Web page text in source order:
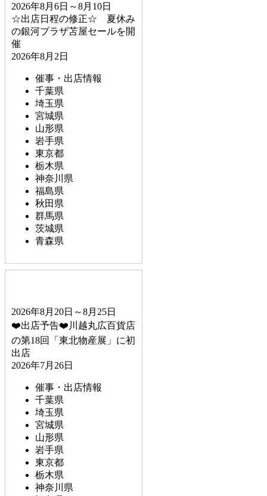
2026年8月6日～8月10日
☆出店日程の修正☆ 夏休み
の銀河プラザ苫屋セールを開
催
2026年8月2日
催事・出店情報
千葉県
埼玉県
宮城県
山形県
岩手県
東京都
栃木県
神奈川県
福島県
秋田県
群馬県
茨城県
青森県
2026年8月20日～8月25日
❤️出店予告❤️川越丸広百貨店
の第18回「東北物産展」に初
出店
2026年7月26日
催事・出店情報
千葉県
埼玉県
宮城県
山形県
岩手県
東京都
栃木県
神奈川県